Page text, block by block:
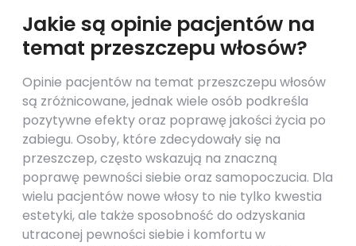
Jakie są opinie pacjentów na
temat przeszczepu włosów?
Opinie pacjentów na temat przeszczepu włosów
są zróżnicowane, jednak wiele osób podkreśla
pozytywne efekty oraz poprawę jakości życia po
zabiegu. Osoby, które zdecydowały się na
przeszczep, często wskazują na znaczną
poprawę pewności siebie oraz samopoczucia. Dla
wielu pacjentów nowe włosy to nie tylko kwestia
estetyki, ale także sposobność do odzyskania
utraconej pewności siebie i komfortu w